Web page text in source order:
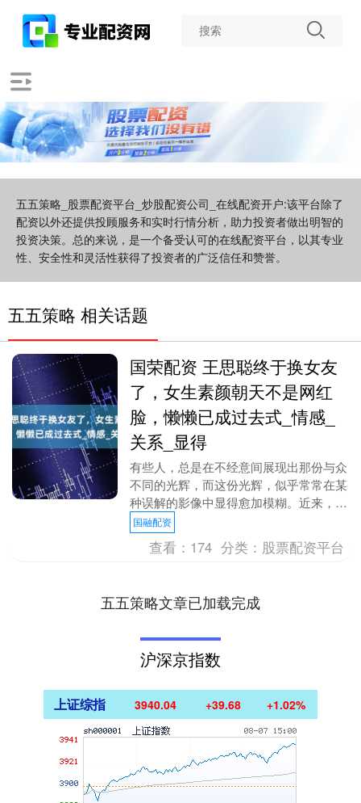
五五策略_股票配资平台_炒股配资公司_在线配资开户:该平台除了
配资以外还提供投顾服务和实时行情分析，助力投资者做出明智的
投资决策。总的来说，是一个备受认可的在线配资平台，以其专业
性、安全性和灵活性获得了投资者的广泛信任和赞誉。
五五策略 相关话题
国荣配资 王思聪终于换女友
了，女生素颜朝天不是网红
脸，懒懒已成过去式_情感_
关系_显得
有些人，总是在不经意间展现出那份与众
不同的光辉，而这份光辉，似乎常常在某
种误解的影像中显得愈加模糊。近来，一
则机场的偶遇引起了人们的热议，王思聪
与一位新女友并肩....
国融配资
查看： 174 分类： 股票配资平台
五五策略文章已加载完成
沪深京指数
上证综指 3940.04 +39.68 +1.02%